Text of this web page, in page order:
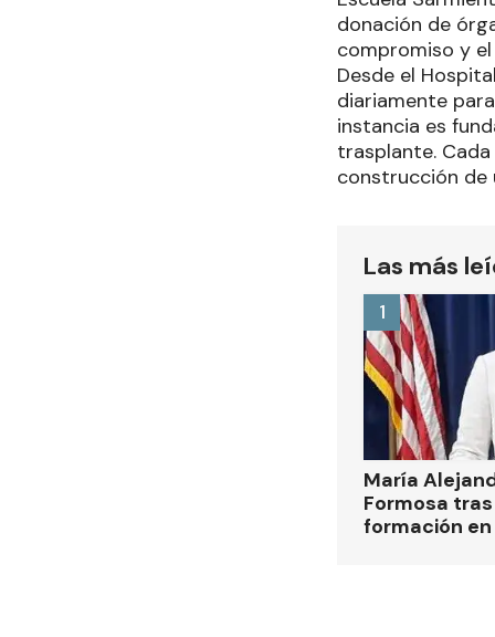
donación de
compromiso y
Desde el
diariamente
instancia es
trasplante.
construcción de
Las más
María
Formosa
formación
1